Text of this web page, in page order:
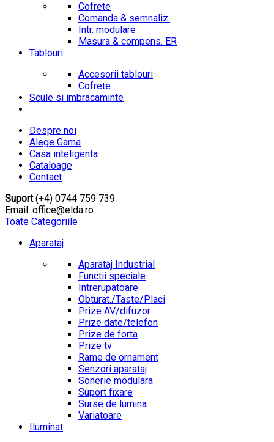
Cofrete
Comanda & semnaliz.
Intr. modulare
Masura & compens. ER
Tablouri
Accesorii tablouri
Cofrete
Scule si imbracaminte
Despre noi
Alege Gama
Casa inteligenta
Cataloage
Contact
Suport(+4) 0744 759 739
Email: office@elda.ro
Toate Categoriile
Aparataj
Aparataj Industrial
Functii speciale
Intrerupatoare
Obturat./Taste/Placi
Prize AV/difuzor
Prize date/telefon
Prize de forta
Prize tv
Rame de ornament
Senzori aparataj
Sonerie modulara
Suport fixare
Surse de lumina
Variatoare
Iluminat